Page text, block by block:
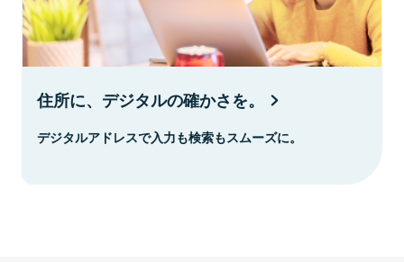
住所に、デジタルの確かさを。
デジタルアドレスで入力も検索もスムーズに。